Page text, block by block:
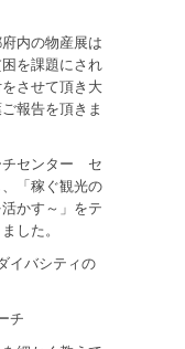
内の物産展は
を課題にされ
させて頂き大
報告を頂きま
チセンター セ
「稼ぐ観光の
かす～」をテ
した。
イバシティの
チ